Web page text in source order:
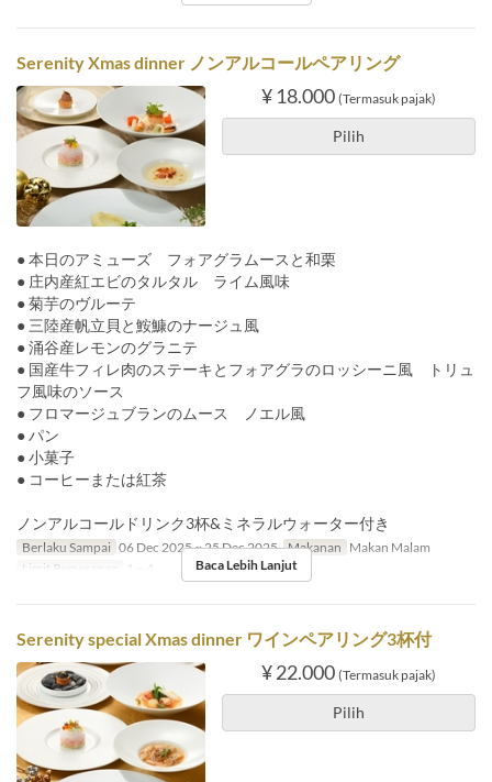
Serenity Xmas dinner ノンアルコールペアリング
¥ 18.000 (Termasuk pajak)
Pilih
● 本日のアミューズ フォアグラムースと和栗
● 庄内産紅エビのタルタル ライム風味
● 菊芋のヴルーテ
● 三陸産帆立貝と鮟鱇のナージュ風
● 涌谷産レモンのグラニテ
● 国産牛フィレ肉のステーキとフォアグラのロッシーニ風 トリュ
フ風味のソース
● フロマージュブランのムース ノエル風
● パン
● 小菓子
● コーヒーまたは紅茶
ノンアルコールドリンク3杯&ミネラルウォーター付き
Berlaku Sampai 06 Dec 2025 ~ 25 Dec 2025 Makanan Makan Malam
Limit Pemesanan
1 ~ 4 Baca Lebih Lanjut
Serenity special Xmas dinner ワインペアリング3杯付
¥ 22.000 (Termasuk pajak)
Pilih